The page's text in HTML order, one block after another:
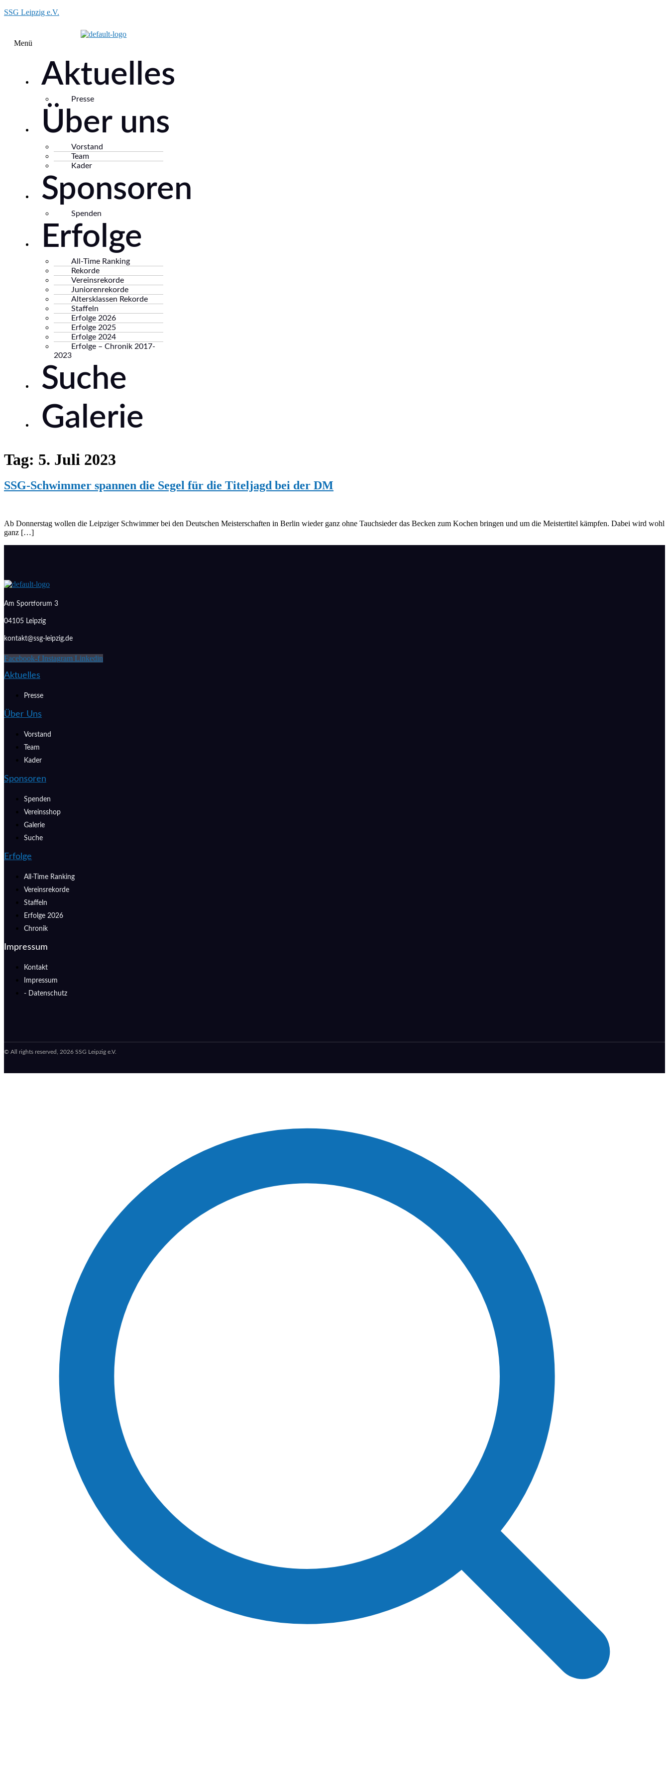
SSG Leipzig e.V.
Menü
Aktuelles
Presse
Über uns
Vorstand
Team
Kader
Sponsoren
Spenden
Erfolge
All-Time Ranking
Rekorde
Vereinsrekorde
Juniorenrekorde
Altersklassen Rekorde
Staffeln
Erfolge 2026
Erfolge 2025
Erfolge 2024
Erfolge – Chronik 2017-
2023
Suche
Galerie
Tag: 5. Juli 2023
SSG-Schwimmer spannen die Segel für die Titeljagd bei der DM
Ab Donnerstag wollen die Leipziger Schwimmer bei den Deutschen Meisterschaften in Berlin wieder ganz ohne Tauchsieder das Becken zum Kochen bringen und um die Meistertitel kämpfen. Dabei wird wohl
ganz […]
Am Sportforum 3
04105 Leipzig
kontakt@ssg-leipzig.de
Facebook-f Instagram Linkedin
Aktuelles
Presse
Über Uns
Vorstand
Team
Kader
Sponsoren
Spenden
Vereinsshop
Galerie
Suche
Erfolge
All-Time Ranking
Vereinsrekorde
Staffeln
Erfolge 2026
Chronik
Impressum
Kontakt
Impressum
- Datenschutz
© All rights reserved, 2026 SSG Leipzig e.V.